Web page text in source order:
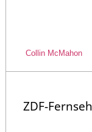
Collin McMahon
ZDF-